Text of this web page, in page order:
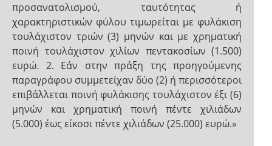
προσανατολισμού, ταυτότητας ή
χαρακτηριστικών φύλου τιμωρείται με φυλάκιση
τουλάχιστον τριών (3) μηνών και με χρηματική
ποινή τουλάχιστον χιλίων πεντακοσίων (1.500)
ευρώ. 2. Εάν στην πράξη της προηγούμενης
παραγράφου συμμετείχαν δύο (2) ή περισσότεροι
επιβάλλεται ποινή φυλάκισης τουλάχιστον έξι (6)
μηνών και χρηματική ποινή πέντε χιλιάδων
(5.000) έως είκοσι πέντε χιλιάδων (25.000) ευρώ.»